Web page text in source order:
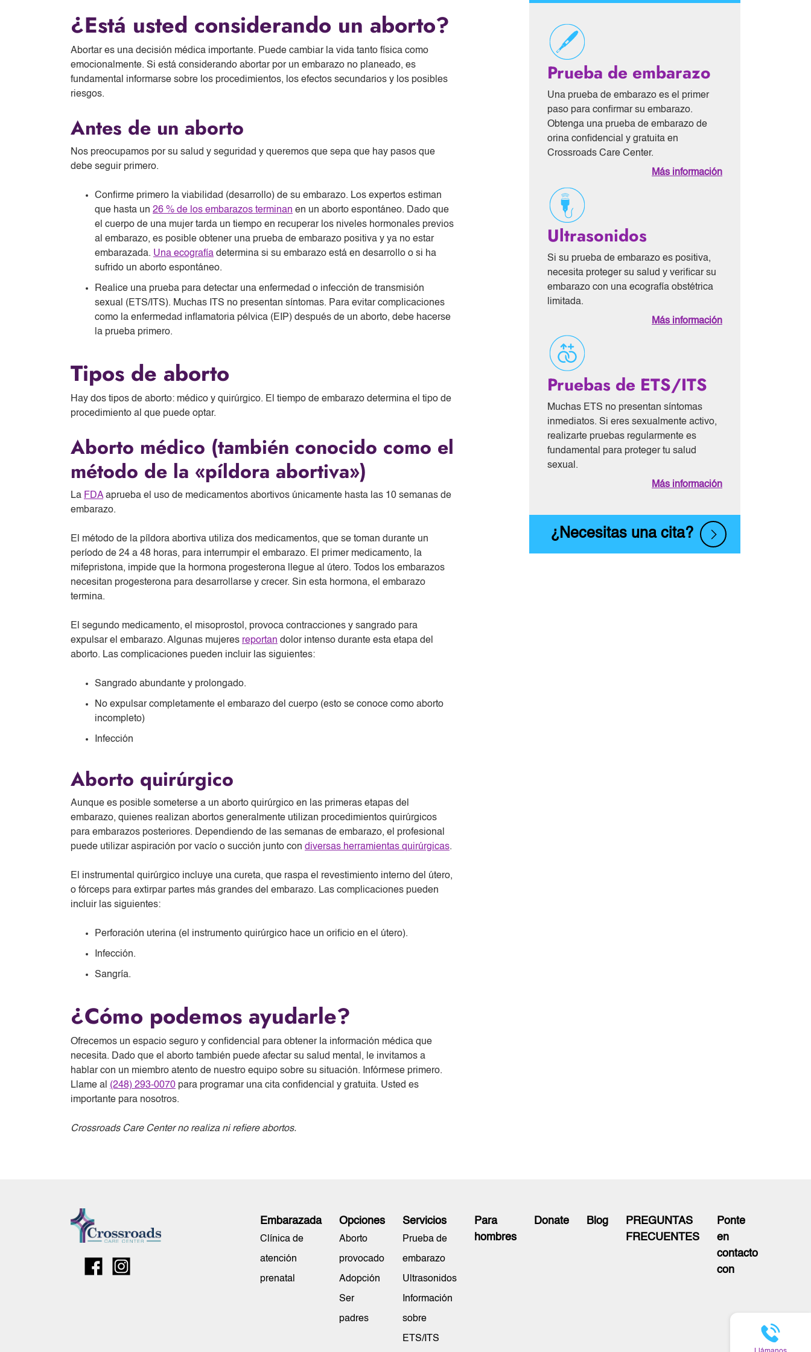
¿Está usted considerando un aborto?
Abortar es una decisión médica importante. Puede cambiar la vida tanto física como
emocionalmente. Si está considerando abortar por un embarazo no planeado, es
fundamental informarse sobre los procedimientos, los efectos secundarios y los posibles
riesgos.
Antes de un aborto
Nos preocupamos por su salud y seguridad y queremos que sepa que hay pasos que
debe seguir primero.
Confirme primero la viabilidad (desarrollo) de su embarazo. Los expertos estiman
que hasta un 26 % de los embarazos terminan en un aborto espontáneo. Dado que
el cuerpo de una mujer tarda un tiempo en recuperar los niveles hormonales previos
al embarazo, es posible obtener una prueba de embarazo positiva y ya no estar
embarazada. Una ecografía determina si su embarazo está en desarrollo o si ha
sufrido un aborto espontáneo.
Realice una prueba para detectar una enfermedad o infección de transmisión
sexual (ETS/ITS). Muchas ITS no presentan síntomas. Para evitar complicaciones
como la enfermedad inflamatoria pélvica (EIP) después de un aborto, debe hacerse
la prueba primero.
Tipos de aborto
Hay dos tipos de aborto: médico y quirúrgico. El tiempo de embarazo determina el tipo de
procedimiento al que puede optar.
Aborto médico (también conocido como el
método de la «píldora abortiva»)
La FDAaprueba el uso de medicamentos abortivos únicamente hasta las 10 semanas de
embarazo.
El método de la píldora abortiva utiliza dos medicamentos, que se toman durante un
período de 24 a 48 horas, para interrumpir el embarazo. El primer medicamento, la
mifepristona, impide que la hormona progesterona llegue al útero. Todos los embarazos
necesitan progesterona para desarrollarse y crecer. Sin esta hormona, el embarazo
termina.
El segundo medicamento, el misoprostol, provoca contracciones y sangrado para
expulsar el embarazo. Algunas mujeres reportan dolor intenso durante esta etapa del
aborto. Las complicaciones pueden incluir las siguientes:
Sangrado abundante y prolongado.
No expulsar completamente el embarazo del cuerpo (esto se conoce como aborto
incompleto)
Infección
Aborto quirúrgico
Aunque es posible someterse a un aborto quirúrgico en las primeras etapas del
embarazo, quienes realizan abortos generalmente utilizan procedimientos quirúrgicos
para embarazos posteriores. Dependiendo de las semanas de embarazo, el profesional
puede utilizar aspiración por vacío o succión junto con diversas herramientas quirúrgicas.
El instrumental quirúrgico incluye una cureta, que raspa el revestimiento interno del útero,
o fórceps para extirpar partes más grandes del embarazo. Las complicaciones pueden
incluir las siguientes:
Perforación uterina (el instrumento quirúrgico hace un orificio en el útero).
Infección.
Sangría.
¿Cómo podemos ayudarle?
Ofrecemos un espacio seguro y confidencial para obtener la información médica que
necesita. Dado que el aborto también puede afectar su salud mental, le invitamos a
hablar con un miembro atento de nuestro equipo sobre su situación. Infórmese primero.
Llame al (248) 293-0070 para programar una cita confidencial y gratuita. Usted es
importante para nosotros.
Crossroads Care Center no realiza ni refiere abortos.
Prueba de embarazo
Una prueba de embarazo es el primer
paso para confirmar su embarazo.
Obtenga una prueba de embarazo de
orina confidencial y gratuita en
Crossroads Care Center.
Más información
Ultrasonidos
Si su prueba de embarazo es positiva,
necesita proteger su salud y verificar su
embarazo con una ecografía obstétrica
limitada.
Más información
Pruebas de ETS/ITS
Muchas ETS no presentan síntomas
inmediatos. Si eres sexualmente activo,
realizarte pruebas regularmente es
fundamental para proteger tu salud
sexual.
Más información
¿Necesitas una cita?
Embarazada
Clínica de
atención
prenatal
Opciones
Aborto
provocado
Adopción
Ser
padres
Servicios
Prueba de
embarazo
Ultrasonidos
Información
sobre
ETS/ITS
Para
hombres
Donate Blog
PREGUNTAS
FRECUENTES
Ponte
en
contacto
con